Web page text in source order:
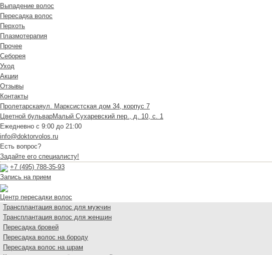
Выпадение волос
Пересадка волос
Перхоть
Плазмотерапия
Прочее
Себорея
Уход
Акции
Отзывы
Контакты
Пролетарскаяул. Марксистская дом 34, корпус 7
Цветной бульварМалый Сухаревский пер., д. 10, с. 1
Ежедневно с 9:00 до 21:00
info@doktorvolos.ru
Есть вопрос?
Задайте его специалисту!
+7 (495) 788-35-93
Запись на прием
Центр пересадки волос
Трансплантация волос для мужчин
Трансплантация волос для женщин
Пересадка бровей
Пересадка волос на бороду
Пересадка волос на шрам